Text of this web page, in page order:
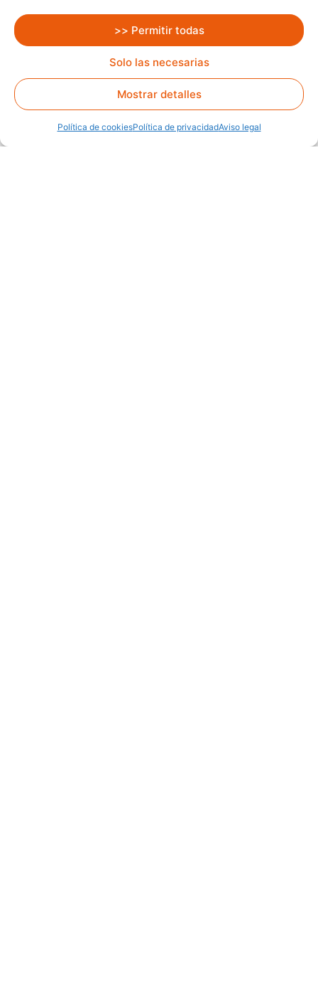
>> Permitir todas
Solo las necesarias
Mostrar detalles
Política de cookiesPolítica de privacidadAviso legal